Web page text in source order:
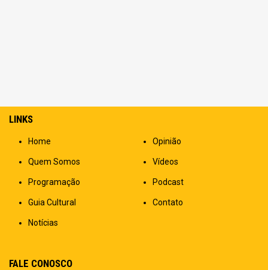
LINKS
Home
Quem Somos
Programação
Guia Cultural
Notícias
Opinião
Vídeos
Podcast
Contato
FALE CONOSCO